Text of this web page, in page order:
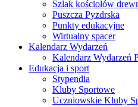
Szlak kościołów
Puszcza Pyzdrska
Punkty edukacyjne
Wirtualny spacer
Kalendarz Wydarzeń
Kalendarz Wydarzeń
Edukacja i sport
Stypendia
Kluby Sportowe
Uczniowskie Kluby